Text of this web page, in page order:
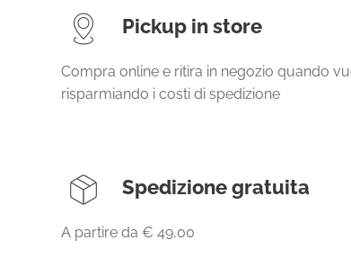
Pickup in store
Compra online e ritira in negozio quando
risparmiando i costi di spedizione
Spedizione gratuita
A partire da € 49,00